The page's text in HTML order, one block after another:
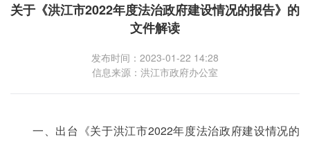
关于《洪江市2022年度法治政府建设情况的报告》的
文件解读
发布时间：2023-01-22 14:28
信息来源：洪江市政府办公室
一、出台《关于洪江市2022年度法治政府建设情况的